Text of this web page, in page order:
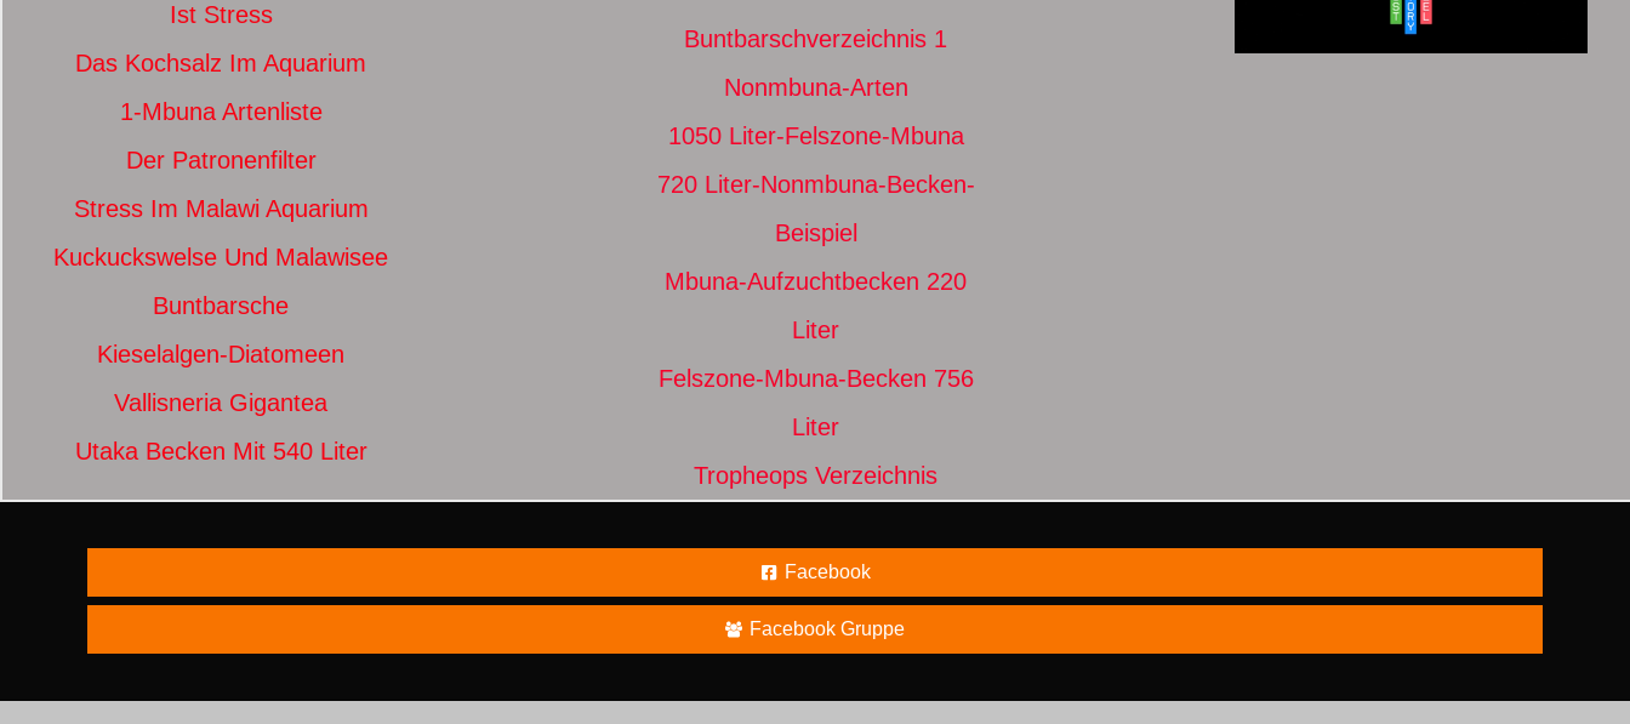
Ist Stress
Das Kochsalz Im Aquarium
1-Mbuna Artenliste
Der Patronenfilter
Stress Im Malawi Aquarium
Kuckuckswelse Und Malawisee
Buntbarsche
Kieselalgen-Diatomeen
Vallisneria Gigantea
Utaka Becken Mit 540 Liter
Buntbarschverzeichnis 1
Nonmbuna-Arten
1050 Liter-Felszone-Mbuna
720 Liter-Nonmbuna-Becken-
Beispiel
Mbuna-Aufzuchtbecken 220
Liter
Felszone-Mbuna-Becken 756
Liter
Tropheops Verzeichnis
Facebook
Facebook Gruppe